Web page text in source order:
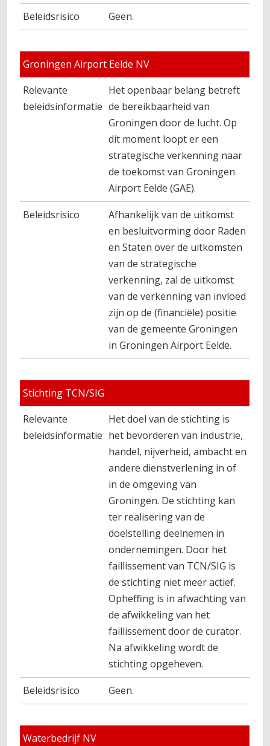
Beleidsrisico
Geen.
Groningen Airport Eelde NV
Relevante
beleidsinformatie
Het openbaar belang betreft
de bereikbaarheid van
Groningen door de lucht. Op
dit moment loopt er een
strategische verkenning naar
de toekomst van Groningen
Airport Eelde (GAE).
Beleidsrisico
Afhankelijk van de uitkomst
en besluitvorming door Raden
en Staten over de uitkomsten
van de strategische
verkenning, zal de uitkomst
van de verkenning van invloed
zijn op de (financiële) positie
van de gemeente Groningen
in Groningen Airport Eelde.
Stichting TCN/SIG
Relevante
beleidsinformatie
Het doel van de stichting is
het bevorderen van industrie,
handel, nijverheid, ambacht en
andere dienstverlening in of
in de omgeving van
Groningen. De stichting kan
ter realisering van de
doelstelling deelnemen in
ondernemingen. Door het
faillissement van TCN/SIG is
de stichting niet meer actief.
Opheffing is in afwachting van
de afwikkeling van het
faillissement door de curator.
Na afwikkeling wordt de
stichting opgeheven.
Beleidsrisico
Geen.
Waterbedrijf NV